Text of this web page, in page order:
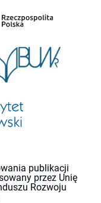
publikacji
przez Unię
Rozwoju